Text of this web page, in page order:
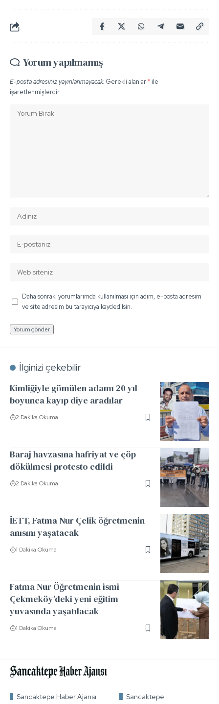
Yorum yapılmamış
E-posta adresiniz yayınlanmayacak. Gerekli alanlar*ile
işaretlenmişlerdir
Daha sonraki yorumlarımda kullanılması için adım, e-posta adresim
ve site adresim bu tarayıcıya kaydedilsin.
İlginizi çekebilir
Kimliğiyle gömülen adamı 20 yıl
boyunca kayıp diye aradılar
2 Dakika Okuma
Baraj havzasına hafriyat ve çöp
dökülmesi protesto edildi
2 Dakika Okuma
İETT, Fatma Nur Çelik öğretmenin
anısını yaşatacak
1 Dakika Okuma
Fatma Nur Öğretmenin ismi
Çekmeköy’deki yeni eğitim
yuvasında yaşatılacak
1 Dakika Okuma
Sancaktepe Haber Ajansı Sancaktepe